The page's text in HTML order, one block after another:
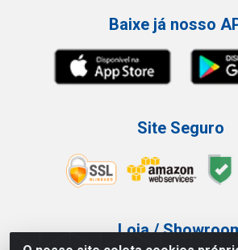
Baixe já nosso
Site Seguro
Loja /